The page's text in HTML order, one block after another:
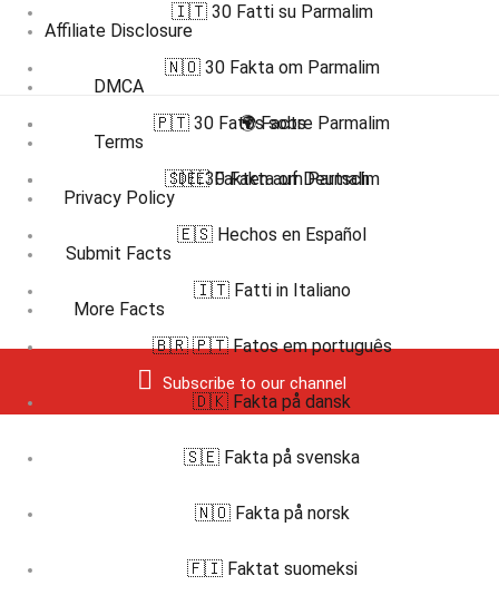
Affiliate Disclosure
DMCA
Terms
Privacy Policy
Submit Facts
More Facts
Subscribe to our channel
🇮🇹 30 Fatti su Parmalim
🇳🇴 30 Fakta om Parmalim
🇵🇹 30 Fatos sobre Parmalim
🇸🇪 30 Fakta om Parmalim
🌍 Facts
🇩🇪 Fakten auf Deutsch
🇪🇸 Hechos en Español
🇮🇹 Fatti in Italiano
🇧🇷 🇵🇹 Fatos em português
🇩🇰 Fakta på dansk
🇸🇪 Fakta på svenska
🇳🇴 Fakta på norsk
🇫🇮 Faktat suomeksi